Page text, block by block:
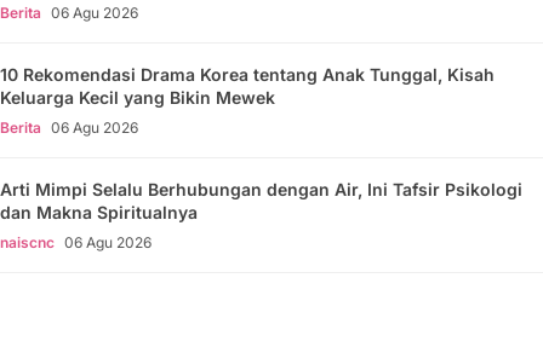
Berita 06 Agu 2026
10 Rekomendasi Drama Korea tentang Anak Tunggal, Kisah
Keluarga Kecil yang Bikin Mewek
Berita 06 Agu 2026
Arti Mimpi Selalu Berhubungan dengan Air, Ini Tafsir Psikologi
dan Makna Spiritualnya
naiscnc 06 Agu 2026